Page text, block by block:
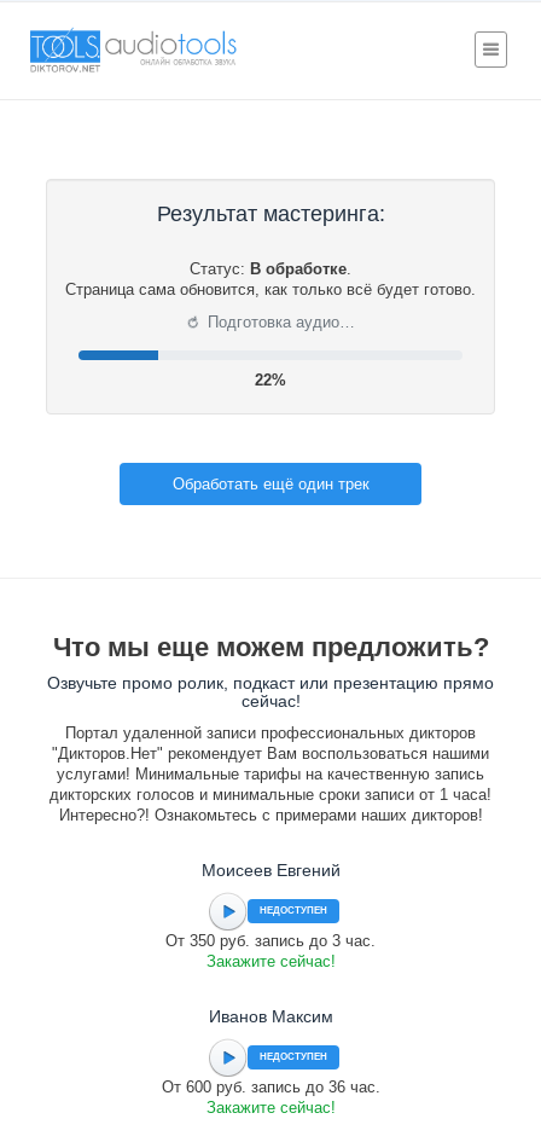
Результат мастеринга:
Статус: В обработке.
Страница сама обновится, как только всё будет готово.
⟳ Подготовка аудио…
22%
Обработать ещё один трек
Что мы еще можем предложить?
Озвучьте промо ролик, подкаст или презентацию прямо
сейчас!
Портал удаленной записи профессиональных дикторов
"Дикторов.Нет" рекомендует Вам воспользоваться нашими
услугами! Минимальные тарифы на качественную запись
дикторских голосов и минимальные сроки записи от 1 часа!
Интересно?! Ознакомьтесь с примерами наших дикторов!
Моисеев Евгений
НЕДОСТУПЕН
От 350 руб. запись до 3 час.
Закажите сейчас!
Иванов Максим
НЕДОСТУПЕН
От 600 руб. запись до 36 час.
Закажите сейчас!